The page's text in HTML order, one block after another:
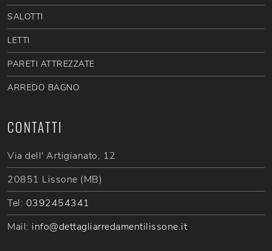
SALOTTI
LETTI
PARETI ATTREZZATE
ARREDO BAGNO
CONTATTI
Via dell' Artigianato, 12
20851 Lissone (MB)
Tel: 0392454341
Mail: info@dettagliarredamentilissone.it